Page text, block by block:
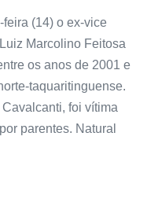
(14) o ex-vice
Marcolino Feitosa
os anos de 2001 e
taquaritinguense.
foi vítima
parentes. Natural